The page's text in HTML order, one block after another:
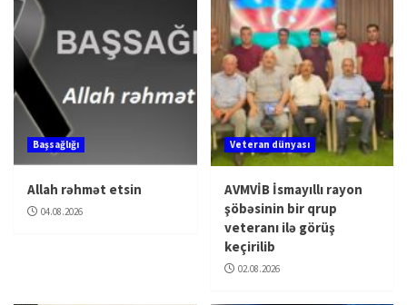
Başsağlığı
Allah rəhmət etsin
04.08.2026
Veteran dünyası
AVMVİB İsmayıllı rayon
şöbəsinin bir qrup
veteranı ilə görüş
keçirilib
02.08.2026